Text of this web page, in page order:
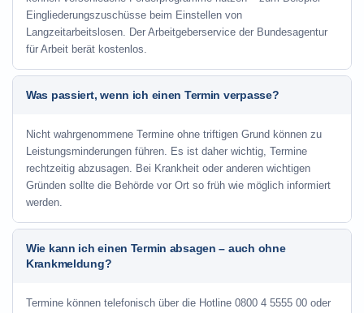
Eingliederungszuschüsse beim Einstellen von
Langzeitarbeitslosen. Der Arbeitgeberservice der Bundesagentur
für Arbeit berät kostenlos.
Was passiert, wenn ich einen Termin verpasse?
Nicht wahrgenommene Termine ohne triftigen Grund können zu
Leistungsminderungen führen. Es ist daher wichtig, Termine
rechtzeitig abzusagen. Bei Krankheit oder anderen wichtigen
Gründen sollte die Behörde vor Ort so früh wie möglich informiert
werden.
Wie kann ich einen Termin absagen – auch ohne
Krankmeldung?
Termine können telefonisch über die Hotline 0800 4 5555 00 oder